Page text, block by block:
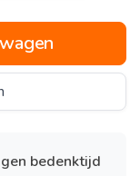
bedenktijd